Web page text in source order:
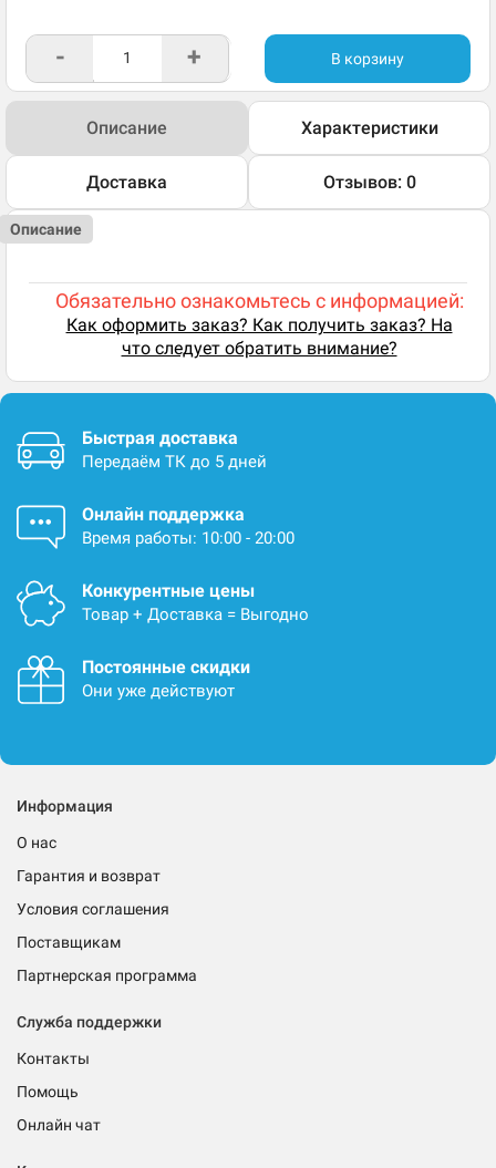
- + В корзину
Описание Характеристики
Доставка Отзывов: 0
Описание
Обязательно ознакомьтесь с информацией:
Как оформить заказ? Как получить заказ? На
что следует обратить внимание?
Быстрая доставка
Передаём ТК до 5 дней
Онлайн поддержка
Время работы: 10:00 - 20:00
Конкурентные цены
Товар + Доставка = Выгодно
Постоянные скидки
Они уже действуют
Информация
О нас
Гарантия и возврат
Условия соглашения
Поставщикам
Партнерская программа
Служба поддержки
Контакты
Помощь
Онлайн чат